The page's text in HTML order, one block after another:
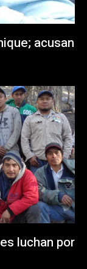
acusan
luchan por